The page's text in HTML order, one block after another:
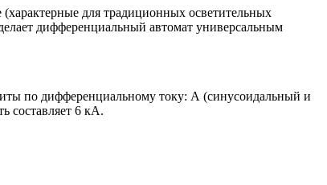
для традиционных осветительных
дифференциальный автомат универсальным
по дифференциальному току: А (синусоидальный и
6 кА.